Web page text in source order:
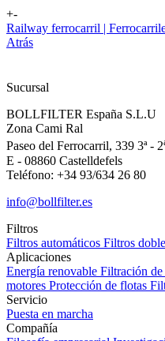
+-
Railway ferrocarril |
Atrás
Sucursal
BOLLFILTER España S.L.U
Zona Cami Ral
Paseo del Ferrocarril, 339 3ª - 2
E - 08860 Castelldefels
Teléfono: +34 93/634 26 80
info@bollfilter.es
Filtros
Filtros automáticos Filtros
Aplicaciones
Energía renovable Filtración de
motores Protección de flotas
Servicio
Puesta en marcha
Compañía